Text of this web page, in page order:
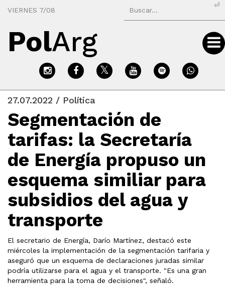
VIERNES 7/08
⏎
PolArg
27.07.2022 / Política
Segmentación de
tarifas: la Secretaría
de Energía propuso un
esquema similiar para
subsidios del agua y
transporte
El secretario de Energía, Darío Martínez, destacó este
miércoles la implementación de la segmentación tarifaria y
aseguró que un esquema de declaraciones juradas similar
podría utilizarse para el agua y el transporte. "Es una gran
herramienta para la toma de decisiones", señaló.